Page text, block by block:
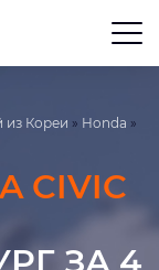
из Кореи » Honda »
CIVIC
ЗА 4